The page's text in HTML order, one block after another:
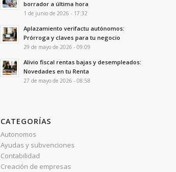
borrador a última hora
1 de junio de 2026 - 17:32
Aplazamiento verifactu autónomos:
Prórroga y claves para tu negocio
29 de mayo de 2026 - 09:09
Alivio fiscal rentas bajas y desempleados:
Novedades en tu Renta
27 de mayo de 2026 - 08:58
CATEGORÍAS
Autonomos
Ayudas y subvenciones
Contabilidad
Creación de empresas